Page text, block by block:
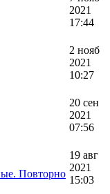
2021
17:44
2 нояб
2021
10:27
20 сен
2021
07:56
Повторно
19 авг
2021
15:03